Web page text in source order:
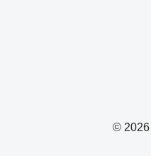
© 2026